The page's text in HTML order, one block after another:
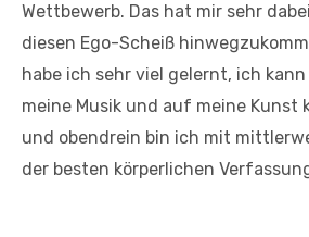
Wettbewerb. Das hat mir sehr
diesen Ego-Scheiß
habe ich sehr viel gelernt, ich
meine Musik und auf meine Kunst
und obendrein bin ich mit
der besten körperlichen